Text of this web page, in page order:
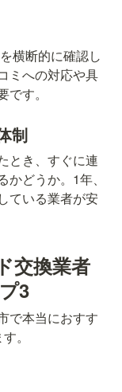
横断的に確認し
ミへの対応や具
す。
制
とき、すぐに連
どうか。1年、
ている業者が安
交換業者
3
で本当におすす
。